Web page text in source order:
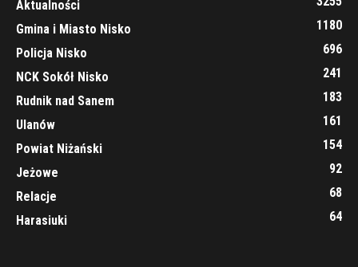
Aktualności
Gmina i Miasto Nisko
1180
Policja Nisko
696
NCK Sokół Nisko
241
Rudnik nad Sanem
183
Ulanów
161
Powiat Niżański
154
Jeżowe
92
Relacje
68
Harasiuki
64